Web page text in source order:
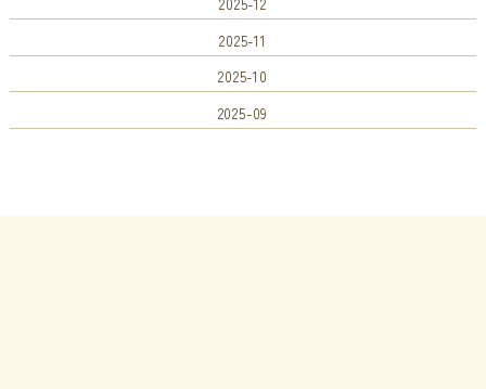
2025-12
2025-11
2025-10
2025-09